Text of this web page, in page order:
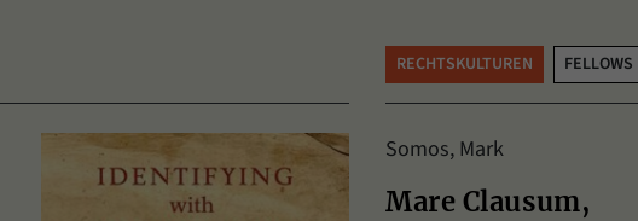
RECHTSKULTUREN FELLOWS
Somos, Mark
Mare Clausum,
Mit diesem Cookie können wir für kurze Zeit Daten
über den aktuellen Aufenthalt von Besuchern auf
unserer Internetseite speichern.